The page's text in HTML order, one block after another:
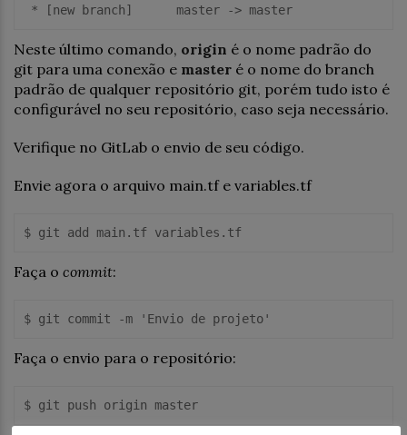
Neste último comando, origin é o nome padrão do
git para uma conexão e master é o nome do branch
padrão de qualquer repositório git, porém tudo isto é
configurável no seu repositório, caso seja necessário.
Verifique no GitLab o envio de seu código.
Envie agora o arquivo main.tf e variables.tf
Faça o commit:
Faça o envio para o repositório: